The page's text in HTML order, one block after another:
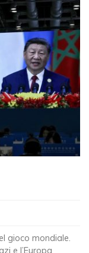
gioco mondiale.
e l’Europa